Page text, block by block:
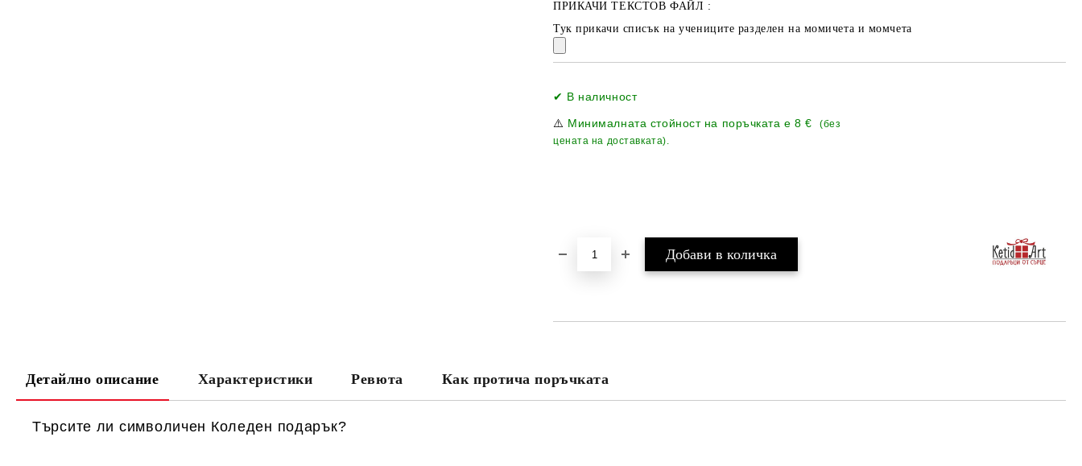
ПРИКАЧИ ТЕКСТОВ ФАЙЛ :
Тук прикачи списък на учениците разделен на момичета и момчета
✔ В наличност
⚠️ Минималната стойност на поръчката е8 €
(без
цената на доставката).
Детайлно описание Характеристики Ревюта Как протича поръчката
Търсите ли символичен Коледен подарък?